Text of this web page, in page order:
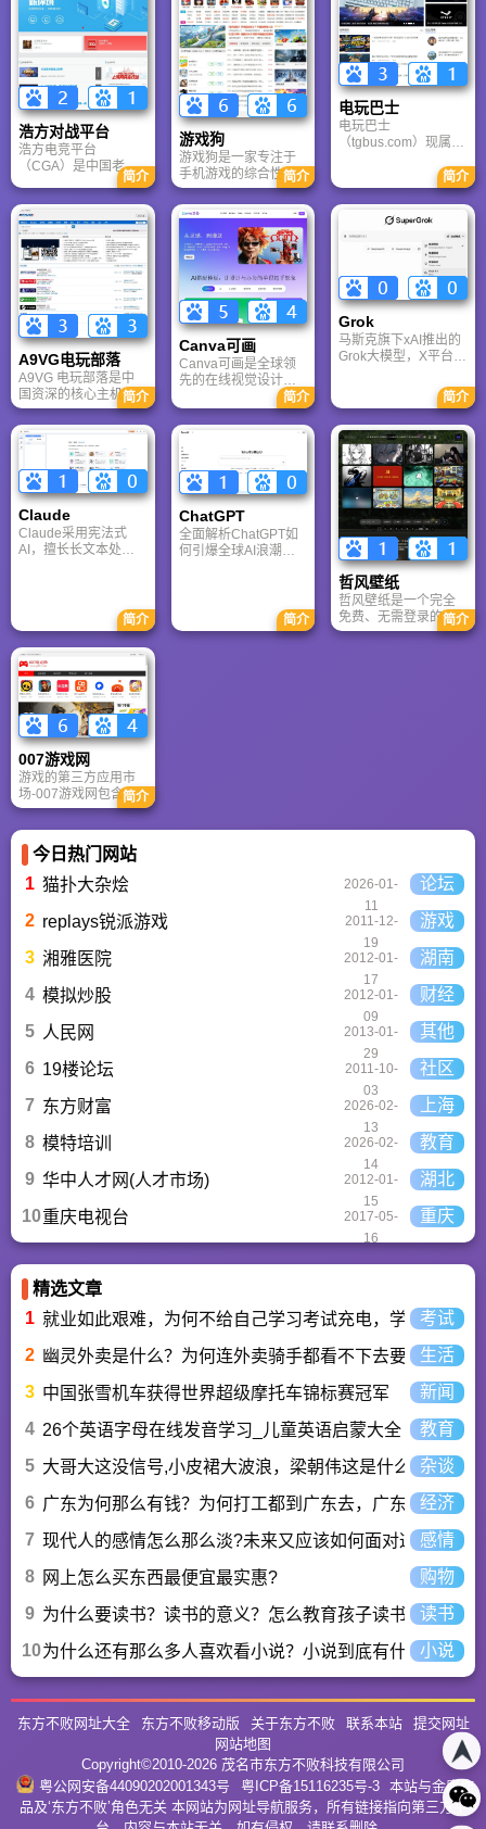
浩方对战平台
浩方电竞平台
（CGA）是中国老牌
游戏联机平台，提供
CS、War3、星际争霸
等经典游戏的稳定联
机服务。重温DOTA1
的激情岁月，找回当
年的战友。同时提供
最新CGA电竞赛事资
讯及热门页游入口，
致敬中国电竞的黄金
时代。
简介
游戏狗
游戏狗是一家专注于
手机游戏的综合性门
户网站。它致力于为
手游玩家提供最新、
最全的游戏资讯、攻
略、评测及视频等内
容，是国内较早一批
专注于移动游戏领域
的垂直媒体。
简介
电玩巴士
电玩巴士
（tgbus.com）现属于
注于解决游戏用户需
求的综合性游戏门户
网站，电玩巴士是一
个全面的综合性游戏
门户，专注于为全球
玩家提供主机、PC及
移动端游戏的全方位
资讯。
简介
A9VG电玩部落
A9VG 电玩部落是中
国资深的核心主机游
戏玩家社区。网站以
论坛为核心，提供全
面的主机游戏资讯、
攻略和资料库，覆盖
PlayStation、Xbox、
Switch 等全平台。凭
借其深厚的历史积淀
和活跃的用户群体，
A9VG 成为硬核玩家
交流心得、分享攻略
简介
Canva可画
Canva可画是全球领
先的在线视觉设计平
台，内置AI“魔力工作
室”，提供海量正版模
板与素材。无论是自
媒体封面、企业海报
还是PPT，零基础用
户也能轻松实现专业
级创作，让设计触手
可及。
简介
Grok
马斯克旗下xAI推出的
Grok大模型，X平台实
体协作的核心优势。
针对其中文能力、隐
私安全及幻觉问题等
高频疑问进行客观解
答，提供AI选型参
考。
简介
Claude
Claude采用宪法式
AI，擅长长文本处理
快速迭代上占优。两
者定位不同，各有千
秋。
简介
ChatGPT‌
全面解析ChatGPT如
何引爆全球AI浪潮！
看懂大语言模型如何
重塑未来。
简介
哲风壁纸
哲风壁纸是一个完全
免费、无需登录的高
清壁纸下载网站。提
简介
007游戏网
游戏的第三方应用市
场-007游戏网包含安
卓（Android）和苹果
（iOS）系统的手机应
用、游戏以及电脑软
件的下载服务，还有
精心推荐的应用排行
榜,搭配极佳的下载体
得信赖的应用商店。
简介
今日热门网站
1 猫扑大杂烩
2026-01-
11
论坛
2 replays锐派游戏
2011-12-
19
游戏
3 湘雅医院
2012-01-
17
湖南
4 模拟炒股
2012-01-
09
财经
5 人民网
2013-01-
29
其他
6 19楼论坛
2011-10-
03
社区
7 东方财富
2026-02-
13
上海
8 模特培训
2026-02-
14
教育
9 华中人才网(人才市场)
2012-01-
15
湖北
10重庆电视台
2017-05-
16
重庆
精选文章
1 就业如此艰难，为何不给自己学习考试充电，学一技之长
考试
2 幽灵外卖是什么？为何连外卖骑手都看不下去要举报？
生活
3 中国张雪机车获得世界超级摩托车锦标赛冠军
新闻
4 26个英语字母在线发音学习_儿童英语启蒙大全
教育
5 大哥大这没信号,小皮裙大波浪，梁朝伟这是什么歌曲？
杂谈
6 广东为何那么有钱？为何打工都到广东去，广东连续37年
经济
7 现代人的感情怎么那么淡?未来又应该如何面对这人情淡
感情
8
网上怎么买东西最便宜最实惠?
购物
9 为什么要读书？读书的意义？怎么教育孩子读书？读书
10为什么还有那么多人喜欢看小说？小说到底有什么魅力长
小说
东方不败网址大全 东方不败移动版 关于东方不败 联系本站
提交网址
网站地图
Copyright©2010-2026 茂名市东方不败科技有限公司
粤公网安备44090202001343号
粤ICP备15116235号-3 本站与金庸作
品及‘东方不败’角色无关 本网站为网址导航服务，所有链接指向第三方平